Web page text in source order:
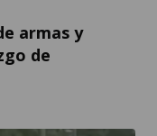
armas y
de